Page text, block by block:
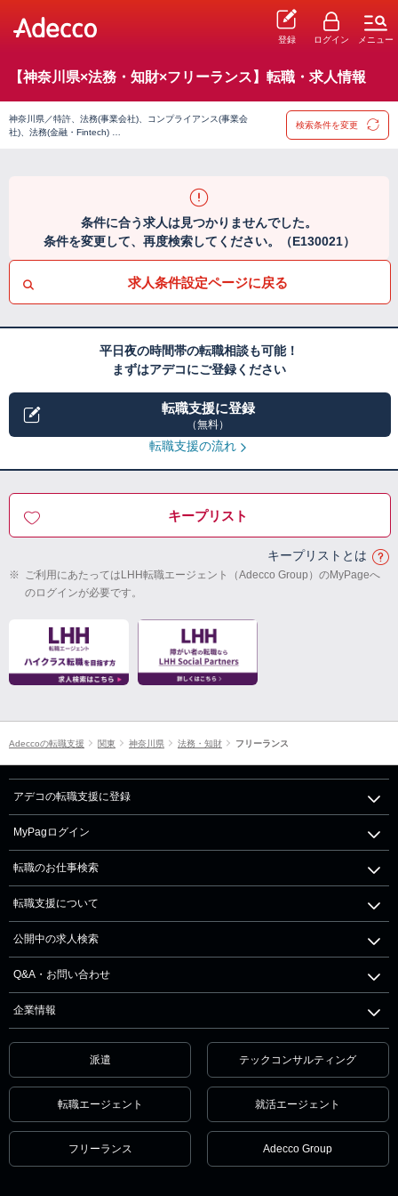
登録 ログイン メニュー
【神奈川県×法務・知財×フリーランス】転職・求人情報
神奈川県／特許、法務(事業会社)、コンプライアンス(事業会
社)、法務(金融・Fintech) …
検索条件を変更
条件に合う求人は見つかりませんでした。
条件を変更して、再度検索してください。（E130021）
求人条件設定ページに戻る
平日夜の時間帯の転職相談も可能！
まずはアデコにご登録ください
転職支援に登録
（無料）
転職支援の流れ
キープリスト
キープリストとは
※ ご利用にあたってはLHH転職エージェント（Adecco Group）のMyPageへ
のログインが必要です。
Adeccoの転職支援 関東 神奈川県 法務・知財 フリーランス
アデコの転職支援に登録
MyPagログイン
転職のお仕事検索
転職支援について
公開中の求人検索
Q&A・お問い合わせ
企業情報
派遣 テックコンサルティング
転職エージェント 就活エージェント
フリーランス Adecco Group